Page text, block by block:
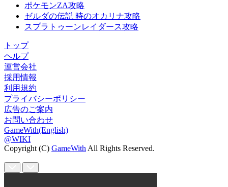
ポケモンZA攻略
ゼルダの伝説 時のオカリナ攻略
スプラトゥーンレイダース攻略
トップ
ヘルプ
運営会社
採用情報
利用規約
プライバシーポリシー
広告のご案内
お問い合わせ
GameWith(English)
@WIKI
Copyright (C) GameWith All Rights Reserved.